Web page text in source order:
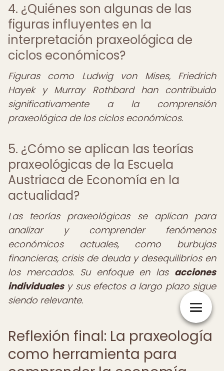
4. ¿Quiénes son algunas de las
figuras influyentes en la
interpretación praxeológica de
ciclos económicos?
Figuras como Ludwig von Mises, Friedrich
Hayek y Murray Rothbard han contribuido
significativamente a la comprensión
praxeológica de los ciclos económicos.
5. ¿Cómo se aplican las teorías
praxeológicas de la Escuela
Austriaca de Economía en la
actualidad?
Las teorías praxeológicas se aplican para
analizar y comprender fenómenos
económicos actuales, como burbujas
financieras, crisis de deuda y desequilibrios en
los mercados. Su enfoque en las acciones
individualesy sus efectos a largo plazo sigue
siendo relevante.
Reflexión final: La praxeología
como herramienta para